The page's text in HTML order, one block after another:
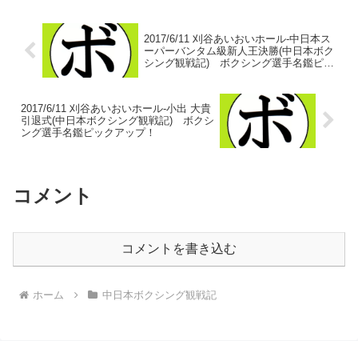
2017/6/11 刈谷あいおいホール-中日本ス
ーパーバンタム級新人王決勝(中日本ボク
シング観戦記) ボクシング選手名鑑ピッ
2017/6/11 刈谷あいおいホール-小出 大貴
引退式(中日本ボクシング観戦記) ボクシ
ング選手名鑑ピックアップ！
コメント
コメントを書き込む
ホーム 中日本ボクシング観戦記